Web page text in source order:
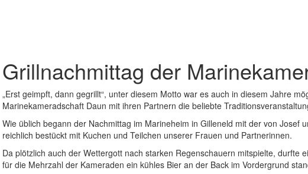
Grillnachmittag der
„Erst geimpft, dann gegrillt“, unter diesem Motto war es auch in diesem Jahre
Marinekameradschaft Daun mit ihren Partnern die beliebte
Wie üblich begann der Nachmittag im Marineheim in Gilleneld mit der von Josef
reichlich bestückt mit Kuchen und Teilchen unserer Frauen und Partnerinnen.
Da plötzlich auch der Wettergott nach starken Regenschauern mitspielte, durfte
für die Mehrzahl der Kameraden ein kühles Bier an der Back im Vordergrund